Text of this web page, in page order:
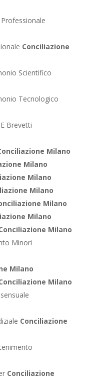
Conciliazione
Scientifico
Tecnologico
Brevetti
Milano
Milano
Milano
Milano
Milano
Milano
Milano
Minori
Milano
Milano
Conciliazione
Conciliazione